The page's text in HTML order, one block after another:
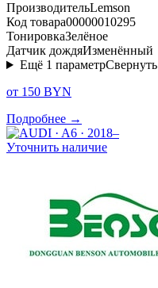
ПроизводительLemson
Код товара00000010295
ТонировкаЗелёное
Датчик дождяИзменённый
Ещё 1 параметрСвернуть
от 150 BYN
Подробнее →
Уточнить наличие